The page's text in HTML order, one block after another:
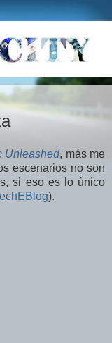
Unleashed, más me
escenarios no son
si eso es lo único
).